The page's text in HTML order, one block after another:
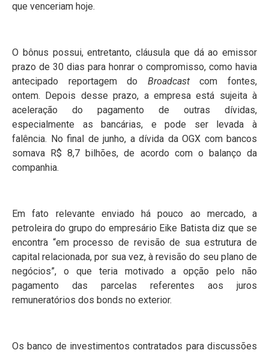
que venceriam hoje.
O bônus possui, entretanto, cláusula que dá ao emissor
prazo de 30 dias para honrar o compromisso, como havia
antecipado reportagem do Broadcastcom fontes,
ontem. Depois desse prazo, a empresa está sujeita à
aceleração do pagamento de outras dívidas,
especialmente as bancárias, e pode ser levada à
falência. No final de junho, a dívida da OGX com bancos
somava R$ 8,7 bilhões, de acordo com o balanço da
companhia.
Em fato relevante enviado há pouco ao mercado, a
petroleira do grupo do empresário Eike Batista diz que se
encontra “em processo de revisão de sua estrutura de
capital relacionada, por sua vez, à revisão do seu plano de
negócios”, o que teria motivado a opção pelo não
pagamento das parcelas referentes aos juros
remuneratórios dos bonds no exterior.
Os banco de investimentos contratados para discussões